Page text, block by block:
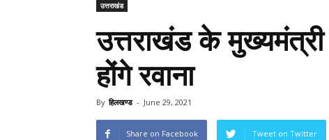
उत्तराखंड
उत्तराखंड के
होंगे रवाना
By हिलखण्ड - June 29, 2021
Share on Facebook Tweet on Twitter